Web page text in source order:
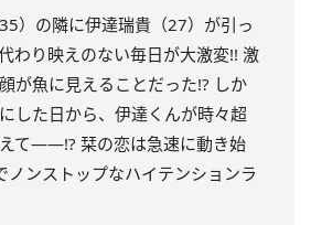
）の隣に伊達瑞貴（27）が引っ
わり映えのない毎日が大激変!! 激
が魚に見えることだった!? しか
した日から、伊達くんが時々超
て――!? 栞の恋は急速に動き始
ンストップなハイテンションラ